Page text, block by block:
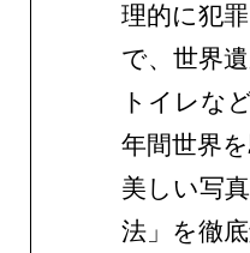
理的に犯
で、世界
トイレな
年間世界
美しい写
法」を徹